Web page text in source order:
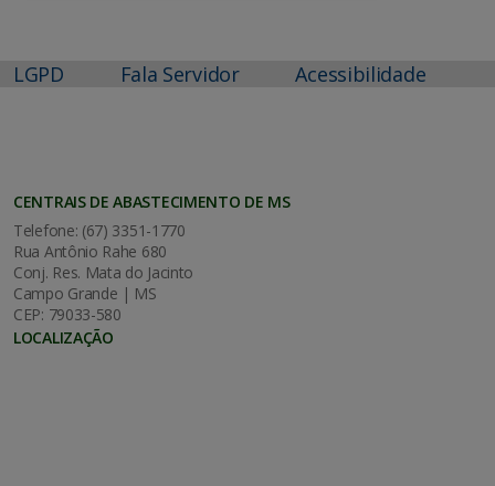
LGPD Fala Servidor Acessibilidade
CENTRAIS DE ABASTECIMENTO DE MS
Telefone: (67) 3351-1770
Rua Antônio Rahe 680
Conj. Res. Mata do Jacinto
Campo Grande | MS
CEP: 79033-580
LOCALIZAÇÃO